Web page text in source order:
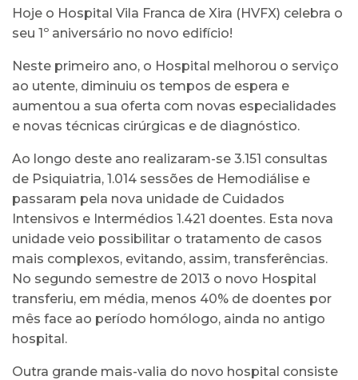
Hoje o Hospital Vila Franca de Xira (HVFX) celebra o
seu 1º aniversário no novo edifício!
Neste primeiro ano, o Hospital melhorou o serviço
ao utente, diminuiu os tempos de espera e
aumentou a sua oferta com novas especialidades
e novas técnicas cirúrgicas e de diagnóstico.
Ao longo deste ano realizaram-se 3.151 consultas
de Psiquiatria, 1.014 sessões de Hemodiálise e
passaram pela nova unidade de Cuidados
Intensivos e Intermédios 1.421 doentes. Esta nova
unidade veio possibilitar o tratamento de casos
mais complexos, evitando, assim, transferências.
No segundo semestre de 2013 o novo Hospital
transferiu, em média, menos 40% de doentes por
mês face ao período homólogo, ainda no antigo
hospital.
Outra grande mais-valia do novo hospital consiste